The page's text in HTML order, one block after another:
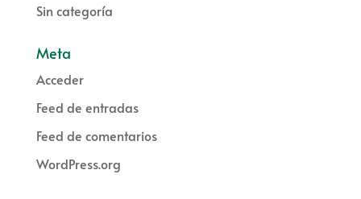
Sin categoría
Meta
Acceder
Feed de entradas
Feed de comentarios
WordPress.org